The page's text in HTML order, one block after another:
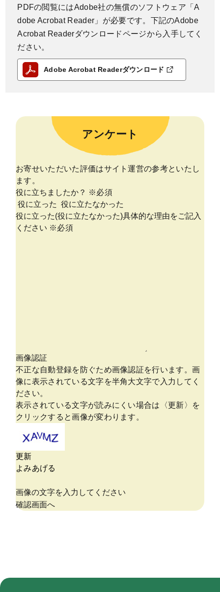
PDFの閲覧にはAdobe社の無償のソフトウェア「A
dobe Acrobat Reader」が必要です。下記のAdobe
Acrobat Readerダウンロードページから入手してく
ださい。
Adobe Acrobat Readerダウンロード
アンケート